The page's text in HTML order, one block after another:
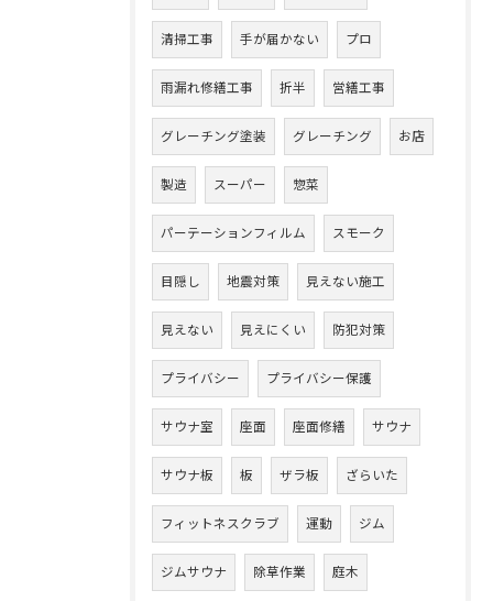
清掃工事 手が届かない プロ
雨漏れ修繕工事 折半 営繕工事
グレーチング塗装 グレーチング お店
製造 スーパー 惣菜
パーテーションフィルム スモーク
目隠し 地震対策 見えない施工
見えない 見えにくい 防犯対策
プライバシー プライバシー保護
サウナ室 座面 座面修繕 サウナ
サウナ板 板 ザラ板 ざらいた
フィットネスクラブ 運動 ジム
ジムサウナ 除草作業 庭木